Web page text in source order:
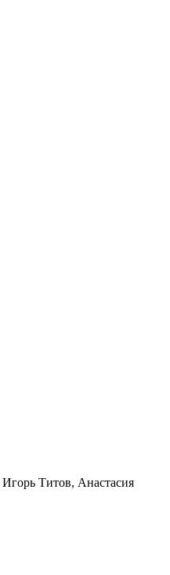
Титов, Анастасия